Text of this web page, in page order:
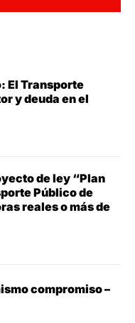
El Transporte
y deuda en el
de ley “Plan
Público de
reales o más de
compromiso –